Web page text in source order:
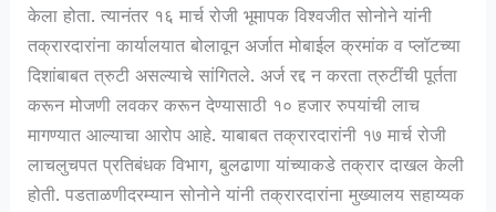
केला होता. त्यानंतर १६ मार्च रोजी भूमापक विश्वजीत सोनोने यांनी
तक्रारदारांना कार्यालयात बोलावून अर्जात मोबाईल क्रमांक व प्लॉटच्या
दिशांबाबत त्रुटी असल्याचे सांगितले. अर्ज रद्द न करता त्रुटींची पूर्तता
करून मोजणी लवकर करून देण्यासाठी १० हजार रुपयांची लाच
मागण्यात आल्याचा आरोप आहे. याबाबत तक्रारदारांनी १७ मार्च रोजी
लाचलुचपत प्रतिबंधक विभाग, बुलढाणा यांच्याकडे तक्रार दाखल केली
होती. पडताळणीदरम्यान सोनोने यांनी तक्रारदारांना मुख्यालय सहाय्यक